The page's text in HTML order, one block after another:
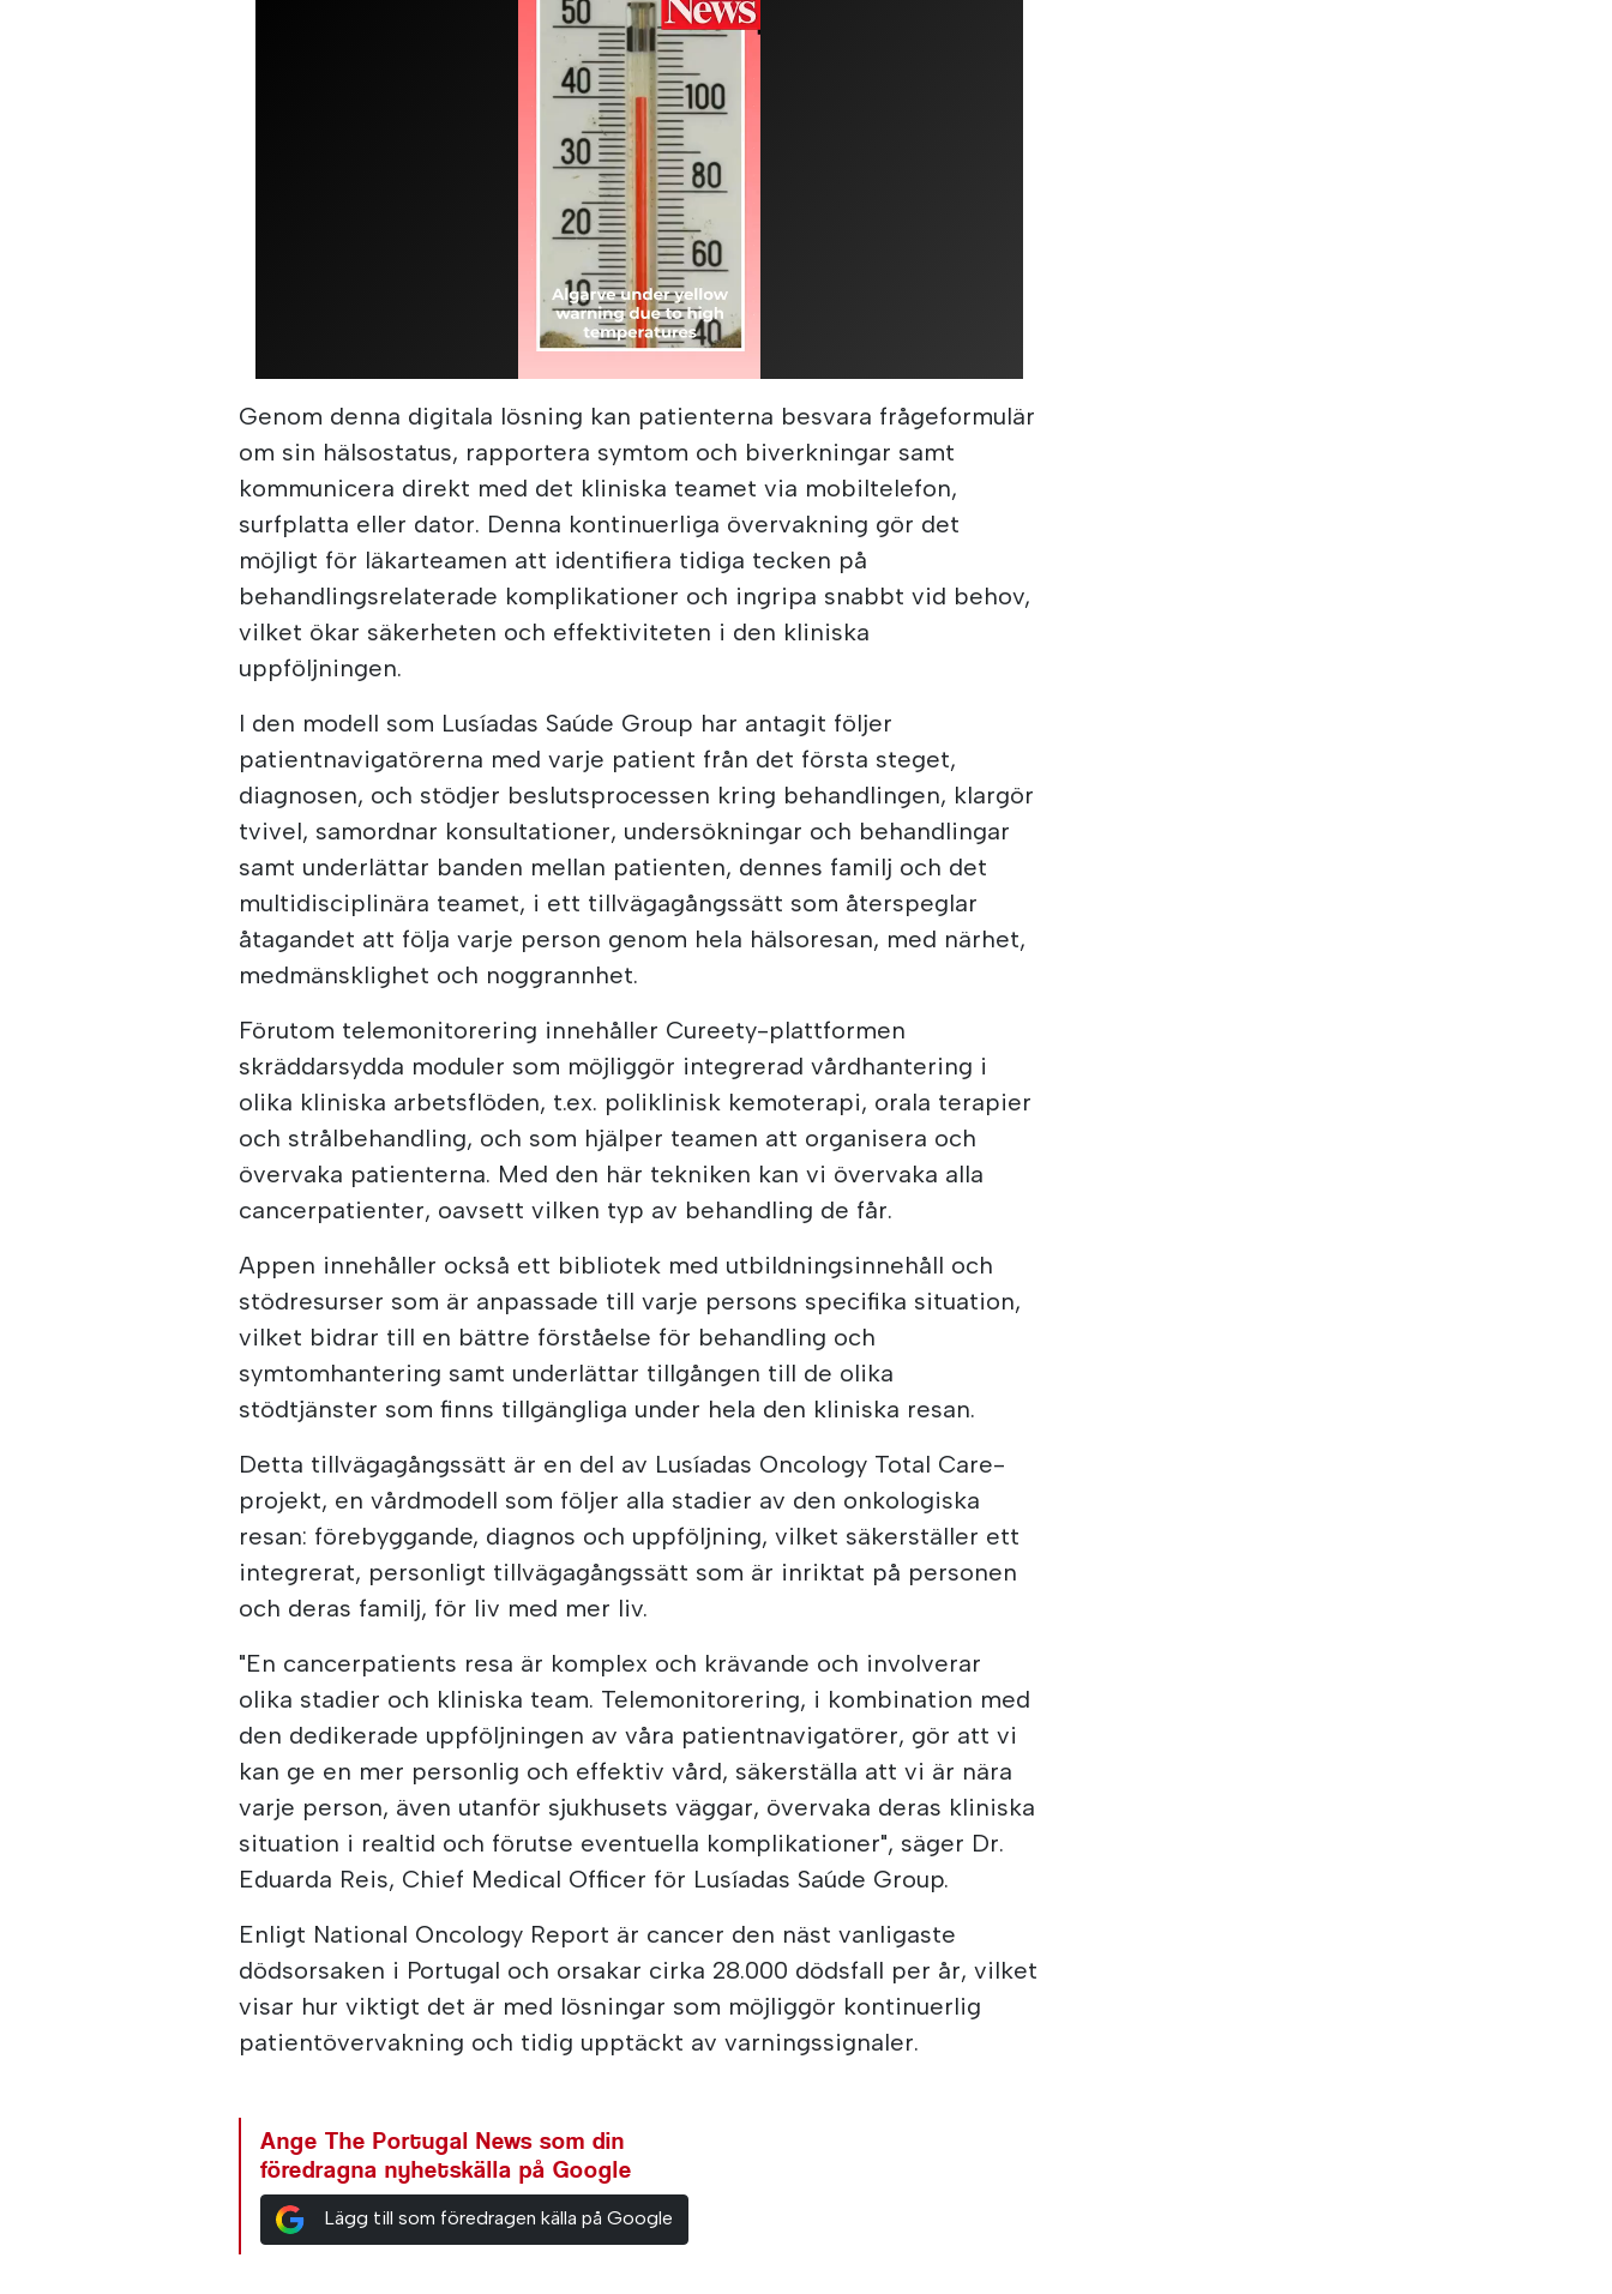
Genom denna digitala lösning kan patienterna besvara frågeformulär
om sin hälsostatus, rapportera symtom och biverkningar samt
kommunicera direkt med det kliniska teamet via mobiltelefon,
surfplatta eller dator. Denna kontinuerliga övervakning gör det
möjligt för läkarteamen att identifiera tidiga tecken på
behandlingsrelaterade komplikationer och ingripa snabbt vid behov,
vilket ökar säkerheten och effektiviteten i den kliniska
uppföljningen.
I den modell som Lusíadas Saúde Group har antagit följer
patientnavigatörerna med varje patient från det första steget,
diagnosen, och stödjer beslutsprocessen kring behandlingen, klargör
tvivel, samordnar konsultationer, undersökningar och behandlingar
samt underlättar banden mellan patienten, dennes familj och det
multidisciplinära teamet, i ett tillvägagångssätt som återspeglar
åtagandet att följa varje person genom hela hälsoresan, med närhet,
medmänsklighet och noggrannhet.
Förutom telemonitorering innehåller Cureety-plattformen
skräddarsydda moduler som möjliggör integrerad vårdhantering i
olika kliniska arbetsflöden, t.ex. poliklinisk kemoterapi, orala terapier
och strålbehandling, och som hjälper teamen att organisera och
övervaka patienterna. Med den här tekniken kan vi övervaka alla
cancerpatienter, oavsett vilken typ av behandling de får.
Appen innehåller också ett bibliotek med utbildningsinnehåll och
stödresurser som är anpassade till varje persons specifika situation,
vilket bidrar till en bättre förståelse för behandling och
symtomhantering samt underlättar tillgången till de olika
stödtjänster som finns tillgängliga under hela den kliniska resan.
Detta tillvägagångssätt är en del av Lusíadas Oncology Total Care-
projekt, en vårdmodell som följer alla stadier av den onkologiska
resan: förebyggande, diagnos och uppföljning, vilket säkerställer ett
integrerat, personligt tillvägagångssätt som är inriktat på personen
och deras familj, för liv med mer liv.
"En cancerpatients resa är komplex och krävande och involverar
olika stadier och kliniska team. Telemonitorering, i kombination med
den dedikerade uppföljningen av våra patientnavigatörer, gör att vi
kan ge en mer personlig och effektiv vård, säkerställa att vi är nära
varje person, även utanför sjukhusets väggar, övervaka deras kliniska
situation i realtid och förutse eventuella komplikationer", säger Dr.
Eduarda Reis, Chief Medical Officer för Lusíadas Saúde Group.
Enligt National Oncology Report är cancer den näst vanligaste
dödsorsaken i Portugal och orsakar cirka 28.000 dödsfall per år, vilket
visar hur viktigt det är med lösningar som möjliggör kontinuerlig
patientövervakning och tidig upptäckt av varningssignaler.
Ange The Portugal News som din
föredragna nyhetskälla på Google
Lägg till som föredragen källa på Google